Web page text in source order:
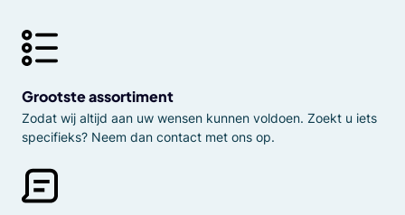
Grootste assortiment
Zodat wij altijd aan uw wensen kunnen voldoen. Zoekt u iets
specifieks? Neem dan contact met ons op.